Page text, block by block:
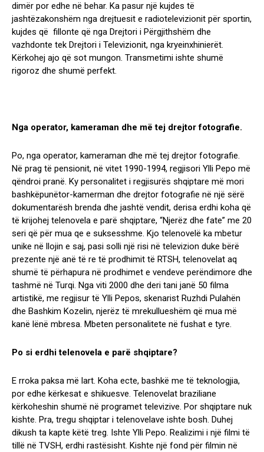
dimër por edhe në behar. Ka pasur një kujdes të
jashtëzakonshëm nga drejtuesit e radiotelevizionit për sportin,
kujdes që fillonte që nga Drejtori i Përgjithshëm dhe
vazhdonte tek Drejtori i Televizionit, nga kryeinxhinierët.
Kërkohej ajo që sot mungon. Transmetimi ishte shumë
rigoroz dhe shumë perfekt.
Nga operator, kameraman dhe më tej drejtor fotografie.
Po, nga operator, kameraman dhe më tej drejtor fotografie.
Në prag të pensionit, në vitet 1990-1994, regjisori Ylli Pepo më
qëndroi pranë. Ky personalitet i regjisurës shqiptare më mori
bashkëpunëtor-kamerman dhe drejtor fotografie në një sërë
dokumentarësh brenda dhe jashtë vendit, derisa erdhi koha që
të krijohej telenovela e parë shqiptare, “Njerëz dhe fate” me 20
seri që për mua qe e suksesshme. Kjo telenovelë ka mbetur
unike në llojin e saj, pasi solli një risi në televizion duke bërë
prezente një anë të re të prodhimit të RTSH, telenovelat aq
shumë të përhapura në prodhimet e vendeve perëndimore dhe
tashmë në Turqi. Nga viti 2000 dhe deri tani janë 50 filma
artistikë, me regjisur të Ylli Pepos, skenarist Ruzhdi Pulahën
dhe Bashkim Kozelin, njerëz të mrekullueshëm që mua më
kanë lënë mbresa. Mbeten personalitete në fushat e tyre.
Po si erdhi telenovela e parë shqiptare?
E rroka paksa më lart. Koha ecte, bashkë me të teknologjia,
por edhe kërkesat e shikuesve. Telenovelat braziliane
kërkoheshin shumë në programet televizive. Por shqiptare nuk
kishte. Pra, tregu shqiptar i telenovelave ishte bosh. Duhej
dikush ta kapte këtë treg. Ishte Ylli Pepo. Realizimi i një filmi të
tillë në TVSH, erdhi rastësisht. Kishte një fond për filmin në